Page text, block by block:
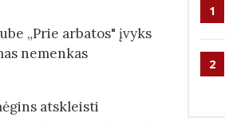
1
2
„Prie arbatos" įvyks
nemenkas
atskleisti